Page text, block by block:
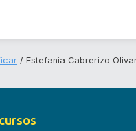
Estefania Cabrerizo